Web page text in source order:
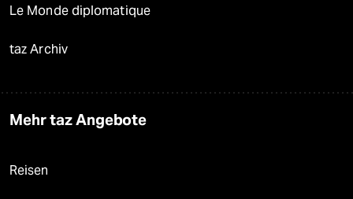
Le Monde diplomatique
taz Archiv
Mehr taz Angebote
Reisen